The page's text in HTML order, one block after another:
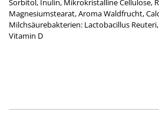
Sorbitol, Inulin, Mikrokristalline Cellulose,
Magnesiumstearat, Aroma Waldfrucht,
Milchsäurebakterien: Lactobacillus
Vitamin D